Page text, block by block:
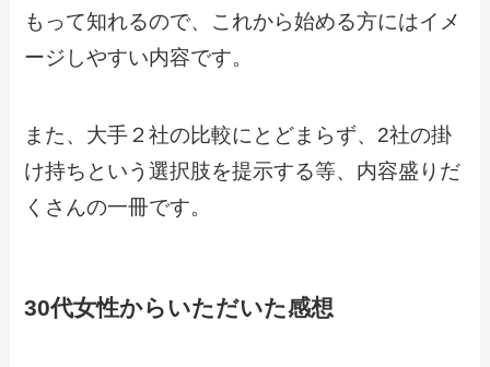
もって知れるので、これから始める方にはイメ
ージしやすい内容です。
また、大手２社の比較にとどまらず、2社の掛
け持ちという選択肢を提示する等、内容盛りだ
くさんの一冊です。
30代女性からいただいた感想